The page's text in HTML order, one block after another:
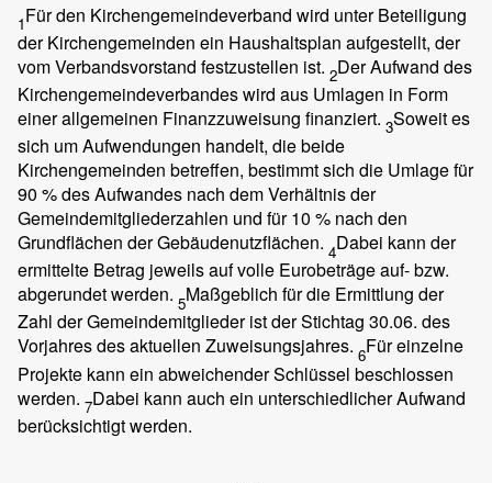
1Für den Kirchengemeindeverband wird unter Beteiligung
der Kirchengemeinden ein Haushaltsplan aufgestellt, der
vom Verbandsvorstand festzustellen ist. 2Der Aufwand des
Kirchengemeindeverbandes wird aus Umlagen in Form
einer allgemeinen Finanzzuweisung finanziert. 3Soweit es
sich um Aufwendungen handelt, die beide
Kirchengemeinden betreffen, bestimmt sich die Umlage für
90 % des Aufwandes nach dem Verhältnis der
Gemeindemitgliederzahlen und für 10 % nach den
Grundflächen der Gebäudenutzflächen. 4Dabei kann der
ermittelte Betrag jeweils auf volle Eurobeträge auf- bzw.
abgerundet werden. 5Maßgeblich für die Ermittlung der
Zahl der Gemeindemitglieder ist der Stichtag 30.06. des
Vorjahres des aktuellen Zuweisungsjahres. 6Für einzelne
Projekte kann ein abweichender Schlüssel beschlossen
werden. 7Dabei kann auch ein unterschiedlicher Aufwand
berücksichtigt werden.